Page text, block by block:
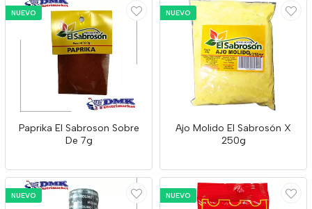
NUEVO
Paprika El Sabroson Sobre
De 7g
NUEVO
Ajo Molido El Sabrosón X
250g
NUEVO NUEVO